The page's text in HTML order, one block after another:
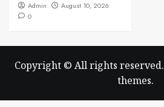
Admin
August 10, 2026
0
Copyright © All rights reserved.
themes.